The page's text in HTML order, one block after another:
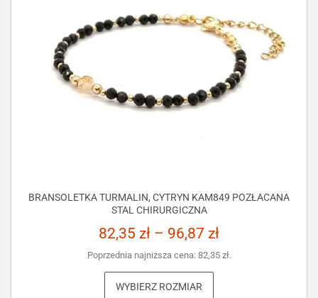
BRANSOLETKA TURMALIN, CYTRYN KAM849 POZŁACANA
STAL CHIRURGICZNA
82,35 zł – 96,87 zł
Poprzednia najniższa cena: 82,35 zł.
WYBIERZ ROZMIAR